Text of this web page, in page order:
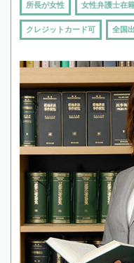
所長が女性 女性弁護士在
クレジットカード可 全国